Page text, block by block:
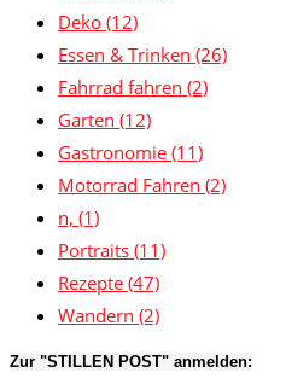
Deko (12)
Essen & Trinken (26)
Fahrrad fahren (2)
Garten (12)
Gastronomie (11)
Motorrad Fahren (2)
n, (1)
Portraits (11)
Rezepte (47)
Wandern (2)
Zur "STILLEN POST" anmelden: